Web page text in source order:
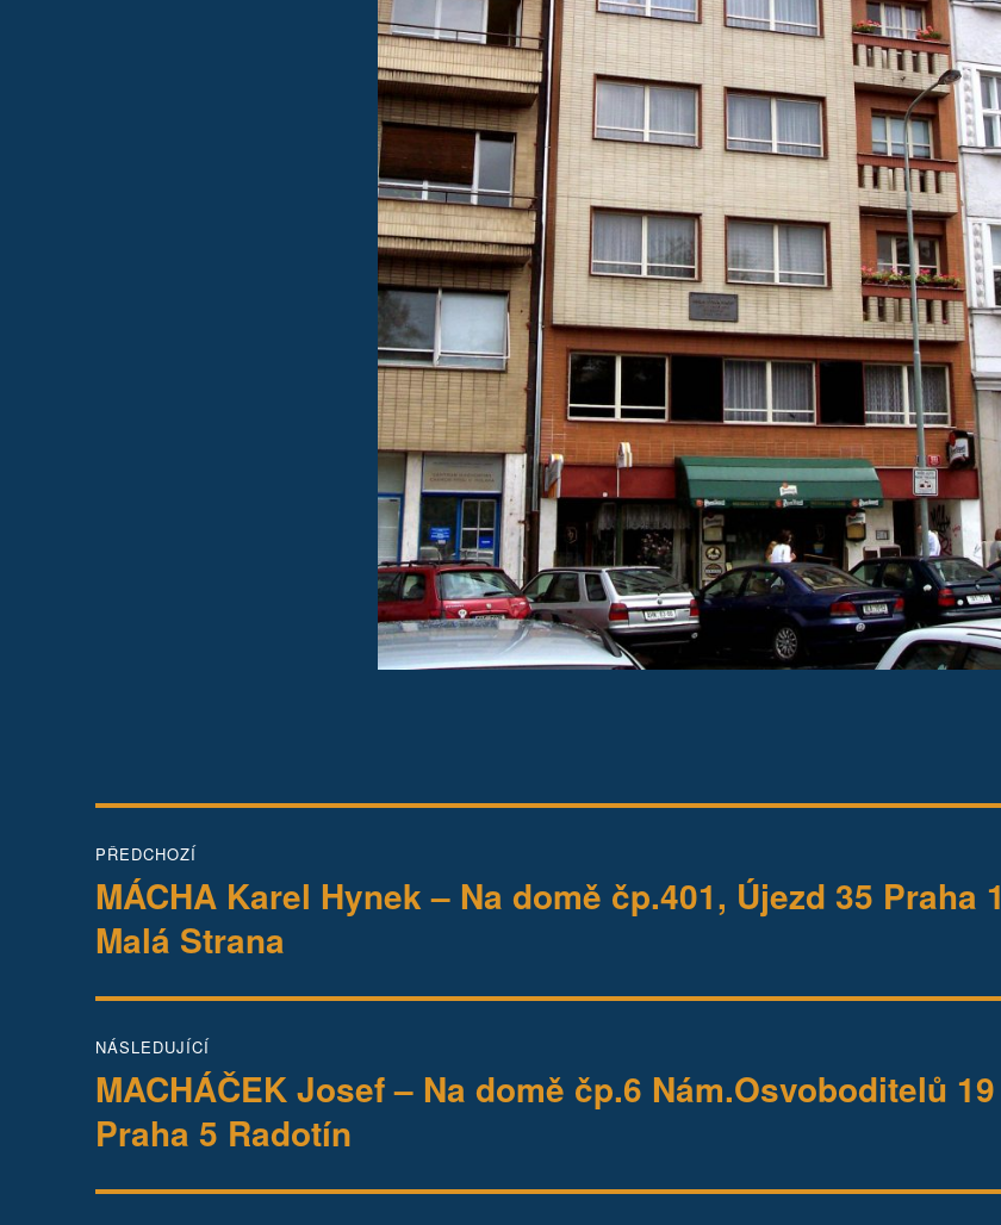
pro
příspěvek
PŘEDCHOZÍ
Předchozí
příspěvek:
MÁCHA Karel Hynek – Na domě čp.401, Újezd 35 Praha 1
Malá Strana
NÁSLEDUJÍCÍ
Následující
příspěvek:
MACHÁČEK Josef – Na domě čp.6 Nám.Osvoboditelů 19
Praha 5 Radotín